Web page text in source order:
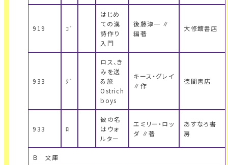
919 ｺﾞ
はじめ
ての漢
詩作り
入門
後藤淳一 ∥
編著
大修館書店
933 ｸﾞ
ロス、き
みを送
る旅
Ostrich
boys
キース・グレイ
∥作
徳間書店
933 ﾛ
彼の名
はウォ
ルター
エミリー・ロッ
ダ ∥著
あすなろ書
房
Ｂ 文庫